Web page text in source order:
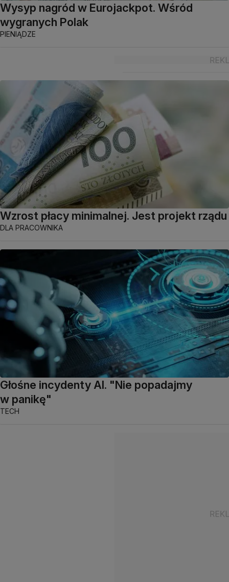
Wysyp nagród w Eurojackpot. Wśród
wygranych Polak
PIENIĄDZE
Wzrost płacy minimalnej. Jest projekt rządu
DLA PRACOWNIKA
Głośne incydenty AI. "Nie popadajmy
w panikę"
TECH